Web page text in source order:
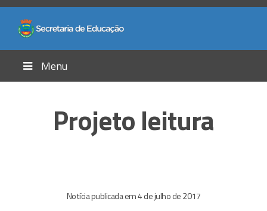
Menu
Projeto leitura
Notícia publicada em 4 de julho de 2017